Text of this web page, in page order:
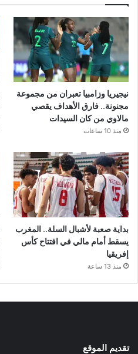
نيجيريا وزامبيا تعبران من مجموعة
مجنونة.. فارق الأهداف يقصي
مالاوي من كان السيدات
منذ 10 ساعات
بداية صعبة لأشبال السلة.. المغرب
يسقط أمام مالي في افتتاح كأس
إفريقيا
منذ 13 ساعة
تقديم الموقع